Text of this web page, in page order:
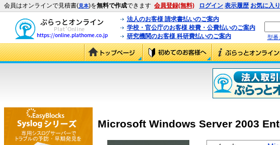
会員はオンラインで見積書(見本)を無料で作成できます 会員登録(無料) ログイン 表示履歴 お気に入
法人のお客様 請求書払いのご案内
学校・官公庁のお客様 校費・公費払いのご案内
研究機関のお客様 科研費払いのご案内
型番
Microsoft Windows Server 2003